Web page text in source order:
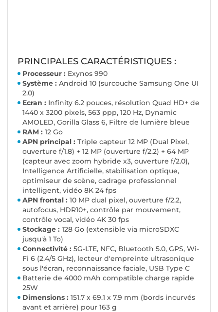
PRINCIPALES CARACTÉRISTIQUES :
Processeur : Exynos 990
Système : Android 10 (surcouche Samsung One UI
2.0)
Ecran : Infinity 6.2 pouces, résolution Quad HD+ de
1440 x 3200 pixels, 563 ppp, 120 Hz, Dynamic
AMOLED, Gorilla Glass 6, Filtre de lumière bleue
RAM : 12 Go
APN principal : Triple capteur 12 MP (Dual Pixel,
ouverture f/1.8) + 12 MP (ouverture f/2.2) + 64 MP
(capteur avec zoom hybride x3, ouverture f/2.0),
Intelligence Artificielle, stabilisation optique,
optimiseur de scène, cadrage professionnel
intelligent, vidéo 8K 24 fps
APN frontal : 10 MP dual pixel, ouverture f/2.2,
autofocus, HDR10+, contrôle par mouvement,
contrôle vocal, vidéo 4K 30 fps
Stockage : 128 Go (extensible via microSDXC
jusqu'à 1 To)
Connectivité : 5G-LTE, NFC, Bluetooth 5.0, GPS, Wi-
Fi 6 (2.4/5 GHz), lecteur d'empreinte ultrasonique
sous l'écran, reconnaissance faciale, USB Type C
Batterie de 4000 mAh compatible charge rapide
25W
Dimensions : 151.7 x 69.1 x 7.9 mm (bords incurvés
avant et arrière) pour 163 g